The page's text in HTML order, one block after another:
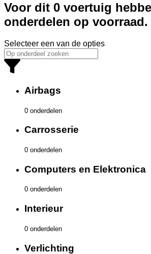
Voor dit 0 voertuig
onderdelen op voorraad.
Selecteer een van de opties
Airbags
0 onderdelen
Carrosserie
0 onderdelen
Computers en Elektronica
0 onderdelen
Interieur
0 onderdelen
Verlichting